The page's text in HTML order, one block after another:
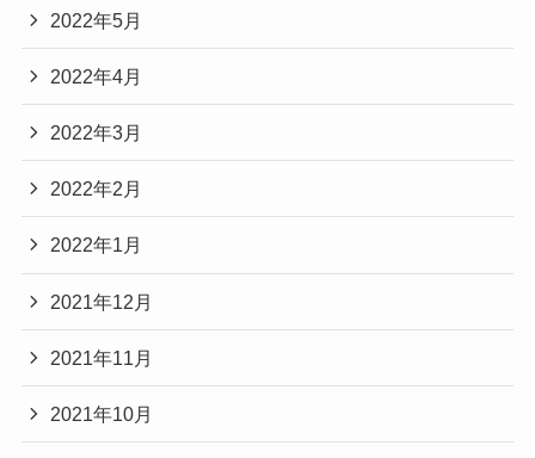
2022年5月
2022年4月
2022年3月
2022年2月
2022年1月
2021年12月
2021年11月
2021年10月